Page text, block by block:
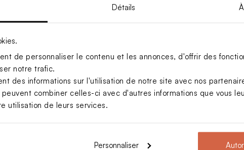
Détails
de personnaliser le contenu et les annonces, d'offrir des
notre trafic.
des informations sur l'utilisation de notre site avec nos
combiner celles-ci avec d'autres informations que vous
utilisation de leurs services.
Personnaliser
bois communion et son